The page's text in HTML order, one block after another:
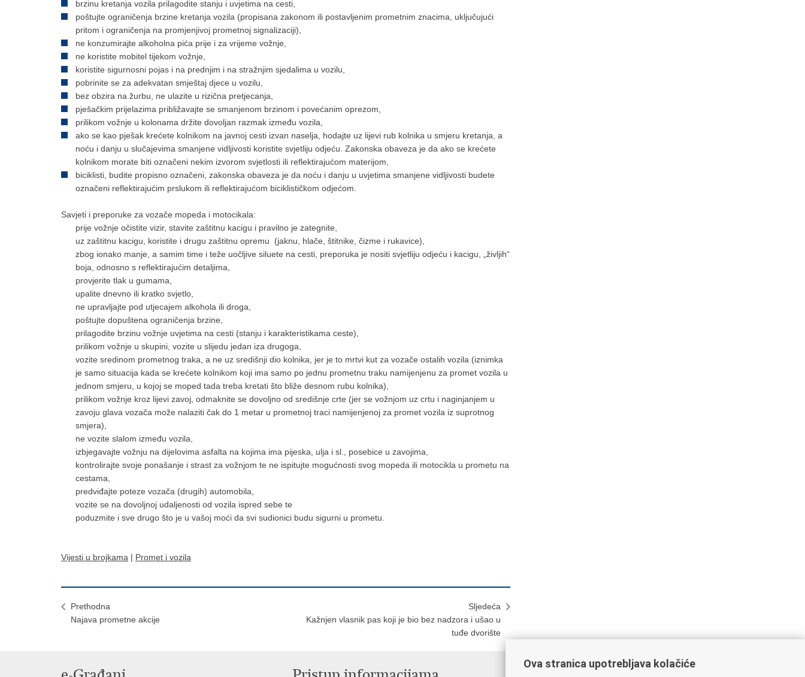
brzinu kretanja vozila prilagodite stanju i uvjetima na cesti,
poštujte ograničenja brzine kretanja vozila (propisana zakonom ili postavljenim prometnim znacima, uključujući
pritom i ograničenja na promjenjivoj prometnoj signalizaciji),
ne konzumirajte alkoholna pića prije i za vrijeme vožnje,
ne koristite mobitel tijekom vožnje,
koristite sigurnosni pojas i na prednjim i na stražnjim sjedalima u vozilu,
pobrinite se za adekvatan smještaj djece u vozilu,
bez obzira na žurbu, ne ulazite u rizična pretjecanja,
pješačkim prijelazima približavajte se smanjenom brzinom i povećanim oprezom,
prilikom vožnje u kolonama držite dovoljan razmak između vozila,
ako se kao pješak krećete kolnikom na javnoj cesti izvan naselja, hodajte uz lijevi rub kolnika u smjeru kretanja, a
noću i danju u slučajevima smanjene vidljivosti koristite svjetliju odjeću. Zakonska obaveza je da ako se krećete
kolnikom morate biti označeni nekim izvorom svjetlosti ili reflektirajućom materijom,
biciklisti, budite propisno označeni, zakonska obaveza je da noću i danju u uvjetima smanjene vidljivosti budete
označeni reflektirajućim prslukom ili reflektirajućom biciklističkom odjećom.
Savjeti i preporuke za vozače mopeda i motocikala:
prije vožnje očistite vizir, stavite zaštitnu kacigu i pravilno je zategnite,
uz zaštitnu kacigu, koristite i drugu zaštitnu opremu (jaknu, hlače, štitnike, čizme i rukavice),
zbog ionako manje, a samim time i teže uočljive siluete na cesti, preporuka je nositi svjetliju odjeću i kacigu, „življih“
boja, odnosno s reflektirajućim detaljima,
provjerite tlak u gumama,
upalite dnevno ili kratko svjetlo,
ne upravljajte pod utjecajem alkohola ili droga,
poštujte dopuštena ograničenja brzine,
prilagodite brzinu vožnje uvjetima na cesti (stanju i karakteristikama ceste),
prilikom vožnje u skupini, vozite u slijedu jedan iza drugoga,
vozite sredinom prometnog traka, a ne uz središnji dio kolnika, jer je to mrtvi kut za vozače ostalih vozila (iznimka
je samo situacija kada se krećete kolnikom koji ima samo po jednu prometnu traku namijenjenu za promet vozila u
jednom smjeru, u kojoj se moped tada treba kretati što bliže desnom rubu kolnika),
prilikom vožnje kroz lijevi zavoj, odmaknite se dovoljno od središnje crte (jer se vožnjom uz crtu i naginjanjem u
zavoju glava vozača može nalaziti čak do 1 metar u prometnoj traci namijenjenoj za promet vozila iz suprotnog
smjera),
ne vozite slalom između vozila,
izbjegavajte vožnju na dijelovima asfalta na kojima ima pijeska, ulja i sl., posebice u zavojima,
kontrolirajte svoje ponašanje i strast za vožnjom te ne ispitujte mogućnosti svog mopeda ili motocikla u prometu na
cestama,
predviđajte poteze vozača (drugih) automobila,
vozite se na dovoljnoj udaljenosti od vozila ispred sebe te
poduzmite i sve drugo što je u vašoj moći da svi sudionici budu sigurni u prometu.
Vijesti u brojkama | Promet i vozila
Prethodna
Najava prometne akcije
Sljedeća
Kažnjen vlasnik pas koji je bio bez nadzora i ušao u
tuđe dvorište
Ova stranica upotrebljava kolačiće